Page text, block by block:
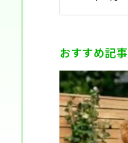
おすすめ記事